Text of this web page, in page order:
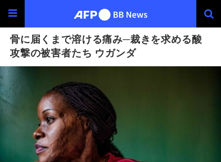
骨に届くまで溶ける痛み─裁きを求める酸
攻撃の被害者たち ウガンダ